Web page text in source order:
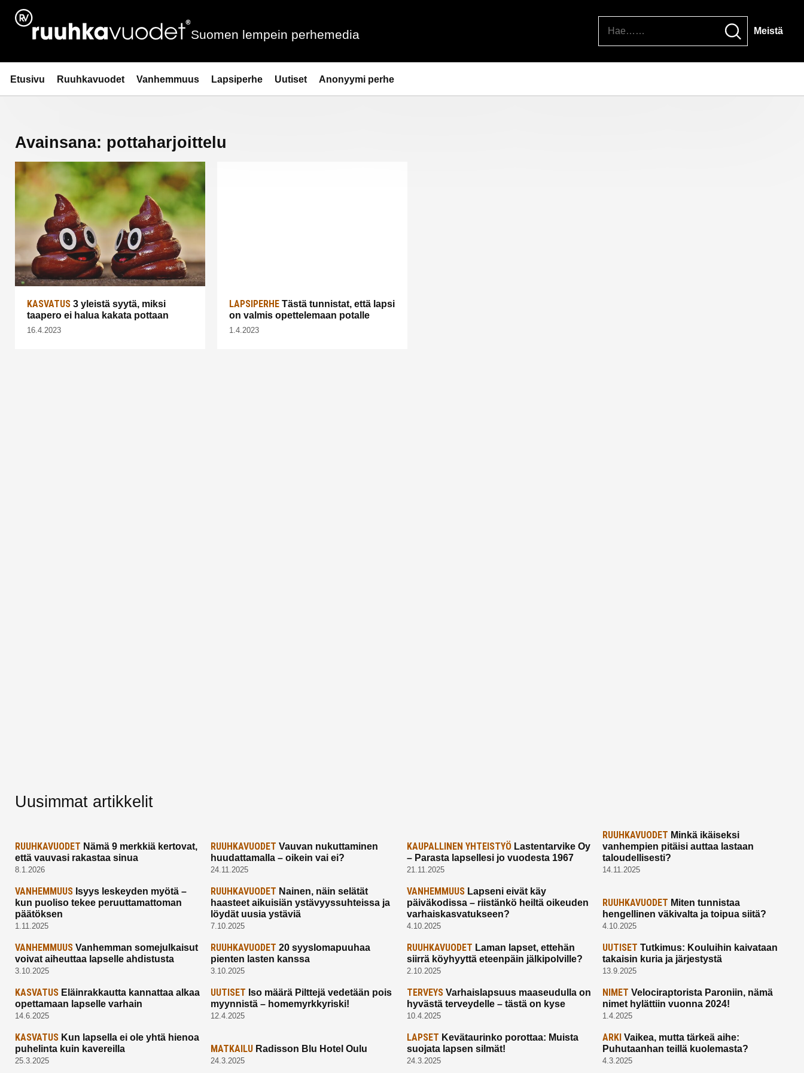
Siirry
sisältöön
Ruuhkavuodet.fi
Suomen lempein perhemedia Meistä
Etusivu Ruuhkavuodet Vanhemmuus Lapsiperhe Uutiset Anonyymi perhe
Avainsana: pottaharjoittelu
KASVATUS 3 yleistä syytä, miksi
taapero ei halua kakata pottaan
16.4.2023
LAPSIPERHE Tästä tunnistat, että lapsi
on valmis opettelemaan potalle
1.4.2023
Uusimmat artikkelit
RUUHKAVUODET Nämä 9 merkkiä kertovat,
että vauvasi rakastaa sinua
8.1.2026
RUUHKAVUODET Vauvan nukuttaminen
huudattamalla – oikein vai ei?
24.11.2025
KAUPALLINEN YHTEISTYÖLastentarvike Oy
– Parasta lapsellesi jo vuodesta 1967
21.11.2025
RUUHKAVUODET Minkä ikäiseksi
vanhempien pitäisi auttaa lastaan
taloudellisesti?
14.11.2025
VANHEMMUUS Isyys leskeyden myötä –
kun puoliso tekee peruuttamattoman
päätöksen
1.11.2025
RUUHKAVUODET Nainen, näin selätät
haasteet aikuisiän ystävyyssuhteissa ja
löydät uusia ystäviä
7.10.2025
VANHEMMUUSLapseni eivät käy
päiväkodissa – riistänkö heiltä oikeuden
varhaiskasvatukseen?
4.10.2025
RUUHKAVUODET Miten tunnistaa
hengellinen väkivalta ja toipua siitä?
4.10.2025
VANHEMMUUS Vanhemman somejulkaisut
voivat aiheuttaa lapselle ahdistusta
3.10.2025
RUUHKAVUODET 20 syyslomapuuhaa
pienten lasten kanssa
3.10.2025
RUUHKAVUODET Laman lapset, ettehän
siirrä köyhyyttä eteenpäin jälkipolville?
2.10.2025
UUTISET Tutkimus: Kouluihin kaivataan
takaisin kuria ja järjestystä
13.9.2025
KASVATUS Eläinrakkautta kannattaa alkaa
opettamaan lapselle varhain
14.6.2025
UUTISET Iso määrä Pilttejä vedetään pois
myynnistä – homemyrkkyriski!
12.4.2025
TERVEYSVarhaislapsuus maaseudulla on
hyvästä terveydelle – tästä on kyse
10.4.2025
NIMET Velociraptorista Paroniin, nämä
nimet hylättiin vuonna 2024!
1.4.2025
KASVATUS Kun lapsella ei ole yhtä hienoa
puhelinta kuin kavereilla
25.3.2025
MATKAILU Radisson Blu Hotel Oulu
24.3.2025
LAPSET Kevätaurinko porottaa: Muista
suojata lapsen silmät!
24.3.2025
ARKI Vaikea, mutta tärkeä aihe:
Puhutaanhan teillä kuolemasta?
4.3.2025